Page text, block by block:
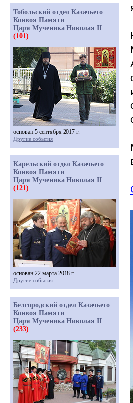
Тобольский отдел Казачьего
Конвоя Памяти
Царя Мученика Николая II
(101)
основан 5 сентября 2017 г.
Другие события
Карельский отдел Казачьего
Конвоя Памяти
Царя Мученика Николая II
(121)
основан 22 марта 2018 г.
Другие события
Белгородский отдел Казачьего
Конвоя Памяти
Царя Мученика Николая II
(233)